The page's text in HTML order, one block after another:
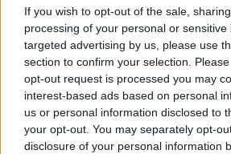
If you wish to opt-out of the sale,
processing of your personal or
targeted advertising by us, please use
section to confirm your selection.
opt-out request is processed you may
interest-based ads based on personal
us or personal information disclosed to
your opt-out. You may separately opt-
disclosure of your personal information
Al Nord, soprattutto sulle zone
resterà possibile una maggiore
temporali localmente intensi nelle
Tuttavia, anche in queste aree
complessiva resta orientata
oltre la norma nel trimestre estivo.